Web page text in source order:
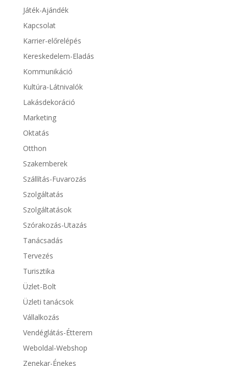
Játék-Ajándék
Kapcsolat
Karrier-előrelépés
Kereskedelem-Eladás
Kommunikáció
Kultúra-Látnivalók
Lakásdekoráció
Marketing
Oktatás
Otthon
Szakemberek
Szállítás-Fuvarozás
Szolgáltatás
Szolgáltatások
Szórakozás-Utazás
Tanácsadás
Tervezés
Turisztika
Üzlet-Bolt
Üzleti tanácsok
Vállalkozás
Vendéglátás-Étterem
Weboldal-Webshop
Zenekar-Énekes